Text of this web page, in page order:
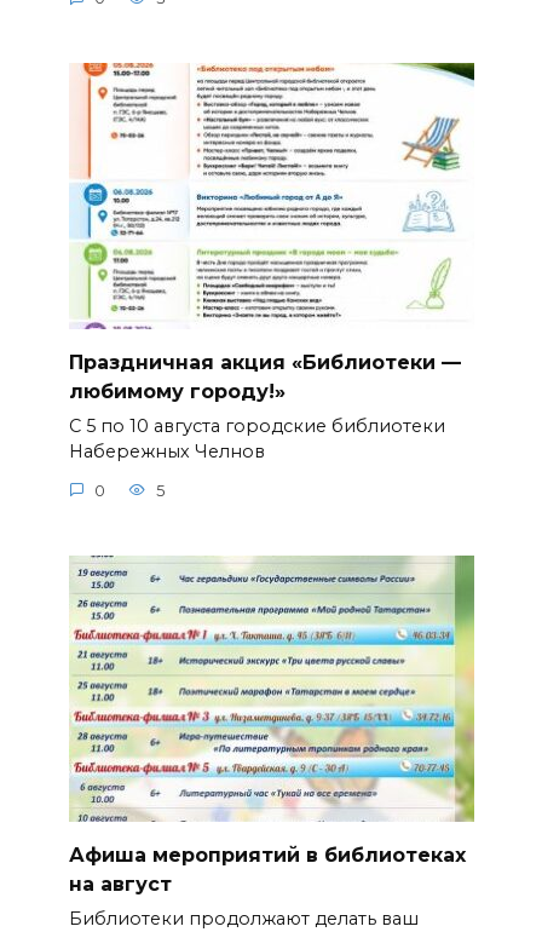
Праздничная акция «Библиотеки —
любимому городу!»
С 5 по 10 августа городские библиотеки
Набережных Челнов
0 5
Афиша мероприятий в библиотеках
на август
Библиотеки продолжают делать ваш